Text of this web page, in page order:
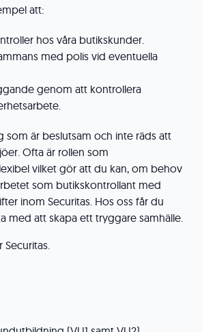
att:
hos våra butikskunder.
med polis vid eventuella
genom att kontrollera
som är beslutsam och inte räds att
Ofta är rollen som
vilket gör att du kan, om behov
som butikskontrollant med
inom Securitas. Hos oss får du
med att skapa ett tryggare samhälle.
Securitas.